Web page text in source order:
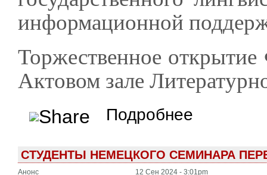
информационной
Торжественное
Актовом зале
Подробнее
СТУДЕНТЫ НЕМЕЦКОГО СЕМИНАРА
Анонс 12 Сен 2024 - 3:01pm